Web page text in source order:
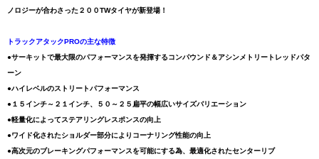
ノロジーが合わさった２００TWタイヤが新登場！
トラックアタックPROの主な特徴
●サーキットで最大限のパフォーマンスを発揮するコンパウンド＆アシンメトリートレッドパタ
ーン
●ハイレベルのストリートパフォーマンス
●１５インチ～２１インチ、５０～２５扁平の幅広いサイズバリエーション
●軽量化によってステアリングレスポンスの向上
●ワイド化されたショルダー部分によりコーナリング性能の向上
●高次元のブレーキングパフォーマンスを可能にする為、最適化されたセンターリブ